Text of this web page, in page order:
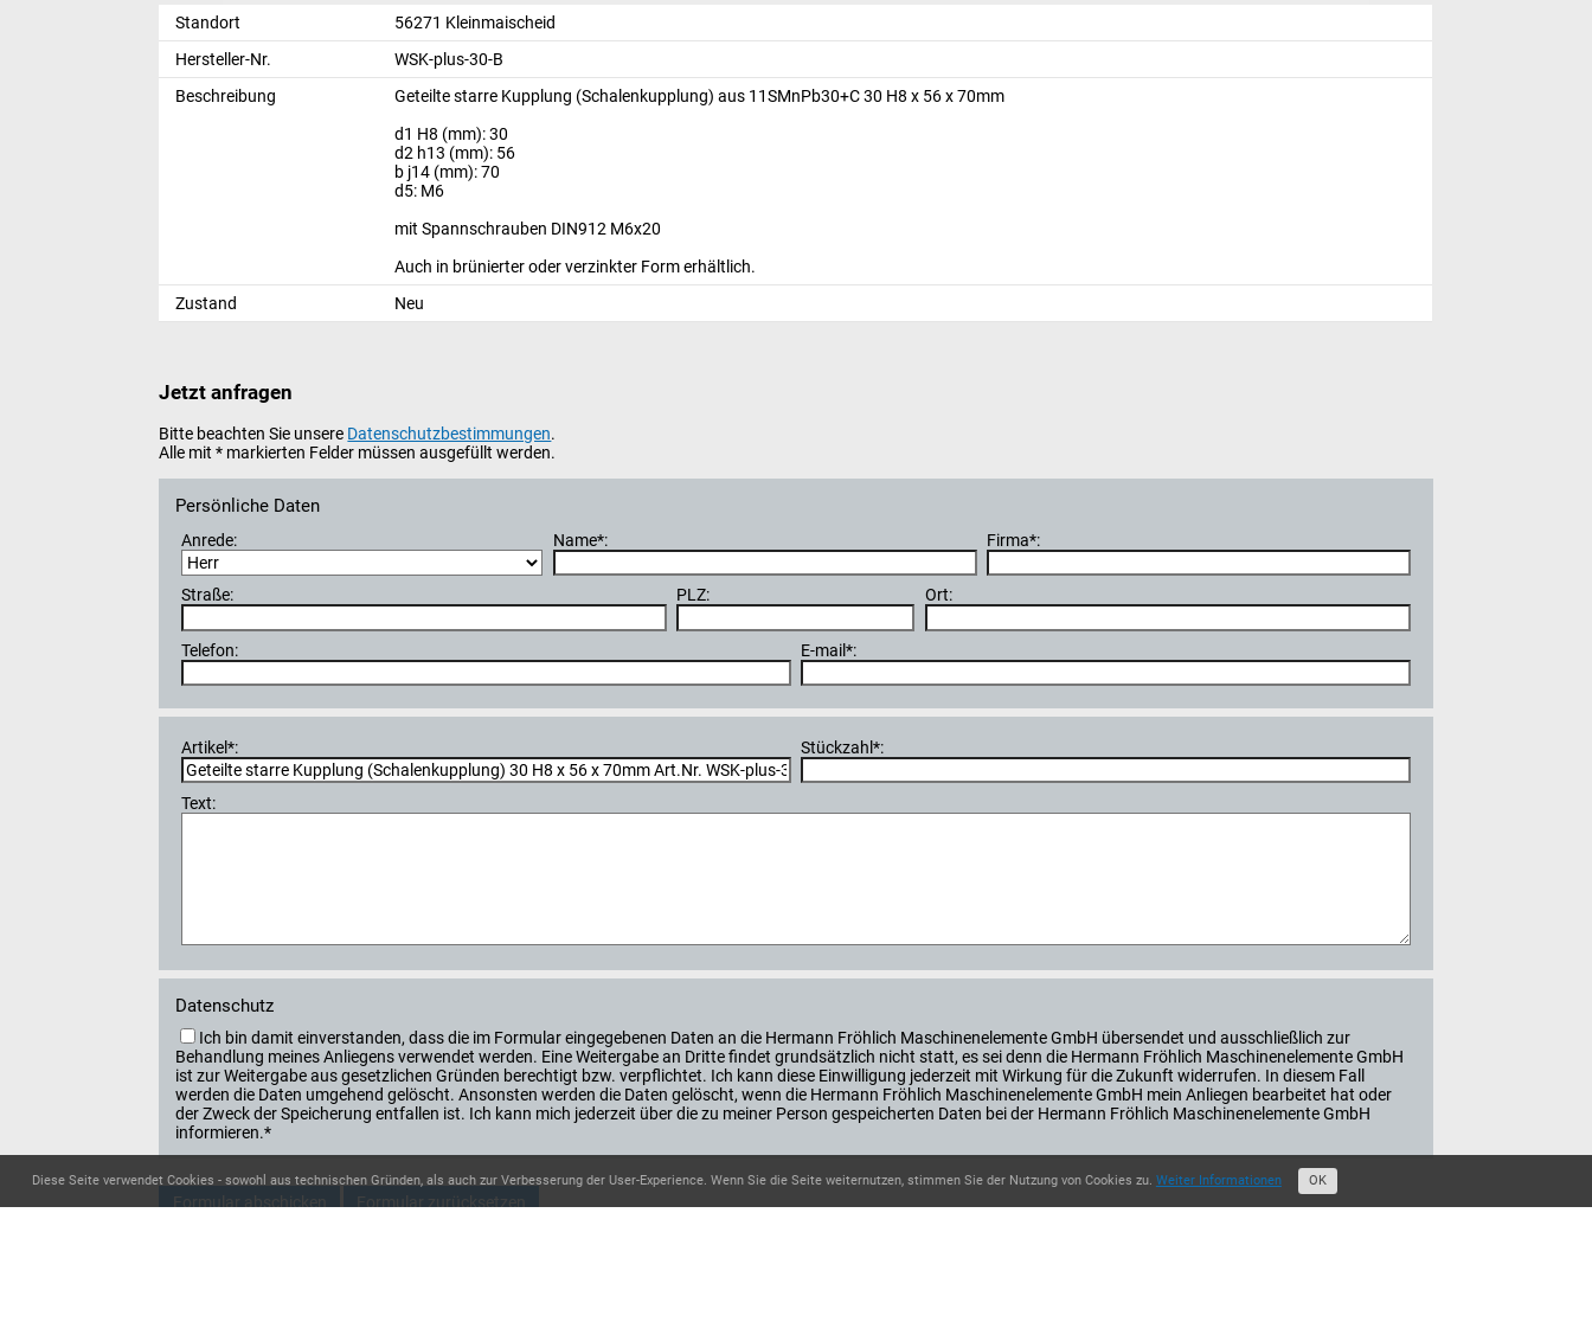
Standort
56271 Kleinmaischeid
Hersteller-Nr.
WSK-plus-30-B
Beschreibung
Geteilte starre Kupplung (Schalenkupplung) aus 11SMnPb30+C 30 H8 x 56 x 70mm
d1 H8 (mm): 30
d2 h13 (mm): 56
b j14 (mm): 70
d5: M6
mit Spannschrauben DIN912 M6x20
Auch in brünierter oder verzinkter Form erhältlich.
Zustand
Neu
Jetzt anfragen
Bitte beachten Sie unsere Datenschutzbestimmungen.
Alle mit * markierten Felder müssen ausgefüllt werden.
Persönliche Daten
Anrede: Name*: Firma*:
Straße: PLZ: Ort:
Telefon: E-mail*:
Artikel*: Stückzahl*:
Text:
Datenschutz
Ich bin damit einverstanden, dass die im Formular eingegebenen Daten an die Hermann Fröhlich Maschinenelemente GmbH übersendet und ausschließlich zur
Behandlung meines Anliegens verwendet werden. Eine Weitergabe an Dritte findet grundsätzlich nicht statt, es sei denn die Hermann Fröhlich Maschinenelemente GmbH
ist zur Weitergabe aus gesetzlichen Gründen berechtigt bzw. verpflichtet. Ich kann diese Einwilligung jederzeit mit Wirkung für die Zukunft widerrufen. In diesem Fall
werden die Daten umgehend gelöscht. Ansonsten werden die Daten gelöscht, wenn die Hermann Fröhlich Maschinenelemente GmbH mein Anliegen bearbeitet hat oder
der Zweck der Speicherung entfallen ist. Ich kann mich jederzeit über die zu meiner Person gespeicherten Daten bei der Hermann Fröhlich Maschinenelemente GmbH
informieren.*
Diese Seite verwendet Cookies - sowohl aus technischen Gründen, als auch zur Verbesserung der User-Experience. Wenn Sie die Seite weiternutzen, stimmen Sie der Nutzung von Cookies zu. Weiter Informationen OK